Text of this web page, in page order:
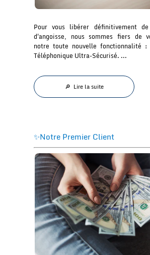
Pour vous libérer définitivement
d'angoisse, nous sommes fiers de
notre toute nouvelle fonctionnalité :
Téléphonique Ultra-Sécurisé. ...
🔎 Lire la suite
✨Notre Premier Client